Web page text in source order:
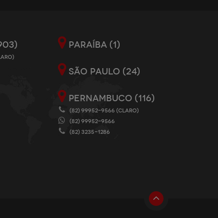
PARAÍBA (1)
SÃO PAULO (24)
PERNAMBUCO (116)
(82) 99952-9566 (CLARO)
(82) 99952-9566
(82) 3235-1286